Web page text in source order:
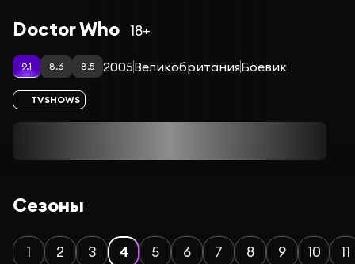
Doctor Who 18+
9.1 8.6 8.5 2005ВеликобританияБоевик
TVSHOWS
Сезоны
1 2 3 4 5 6 7 8 9 10 11